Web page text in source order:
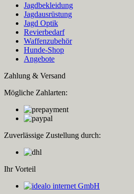
Jagdbekleidung
Jagdausrüstung
Jagd Optik
Revierbedarf
Waffenzubehör
Hunde-Shop
Angebote
Zahlung & Versand
Mögliche Zahlarten:
Zuverlässige Zustellung durch:
Ihr Vorteil